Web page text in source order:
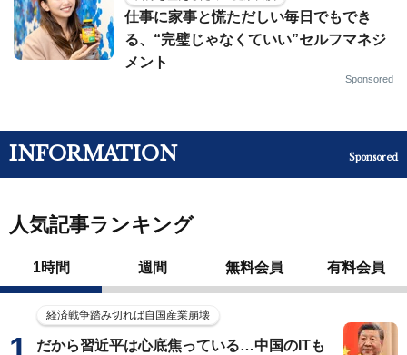
仕事に家事と慌ただしい毎日でもでき
る、“完璧じゃなくていい”セルフマネジ
メント
Sponsored
INFORMATION Sponsored
人気記事ランキング
1時間 週間 無料会員 有料会員
経済戦争踏み切れば自国産業崩壊
だから習近平は心底焦っている…中国のITも